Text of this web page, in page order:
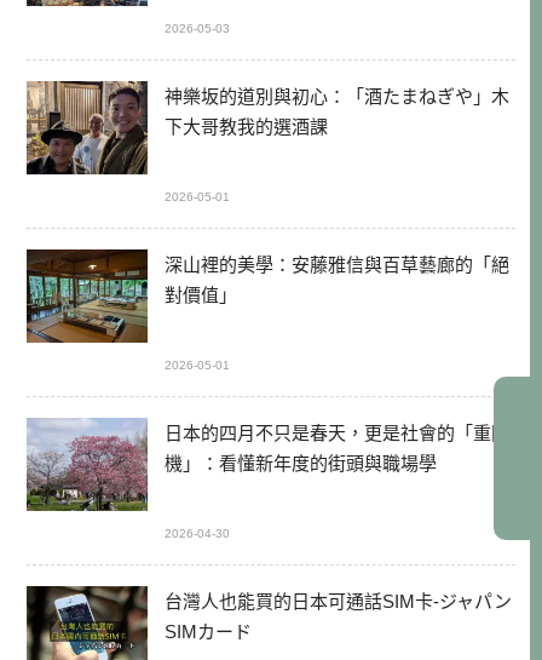
2026-05-03
神樂坂的道別與初心：「酒たまねぎや」木
下大哥教我的選酒課
2026-05-01
深山裡的美學：安藤雅信與百草藝廊的「絕
對價值」
2026-05-01
日本的四月不只是春天，更是社會的「重開
機」：看懂新年度的街頭與職場學
2026-04-30
台灣人也能買的日本可通話SIM卡-ジャパン
SIMカード